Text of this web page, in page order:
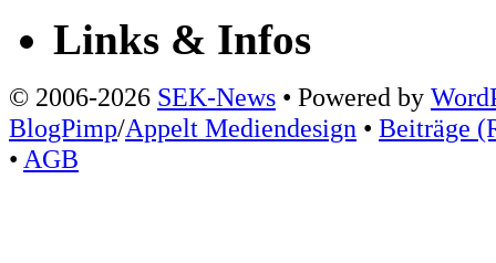
Links & Infos
© 2006-2026 SEK-News • Powered by
BlogPimp/Appelt Mediendesign • Beiträge
• AGB